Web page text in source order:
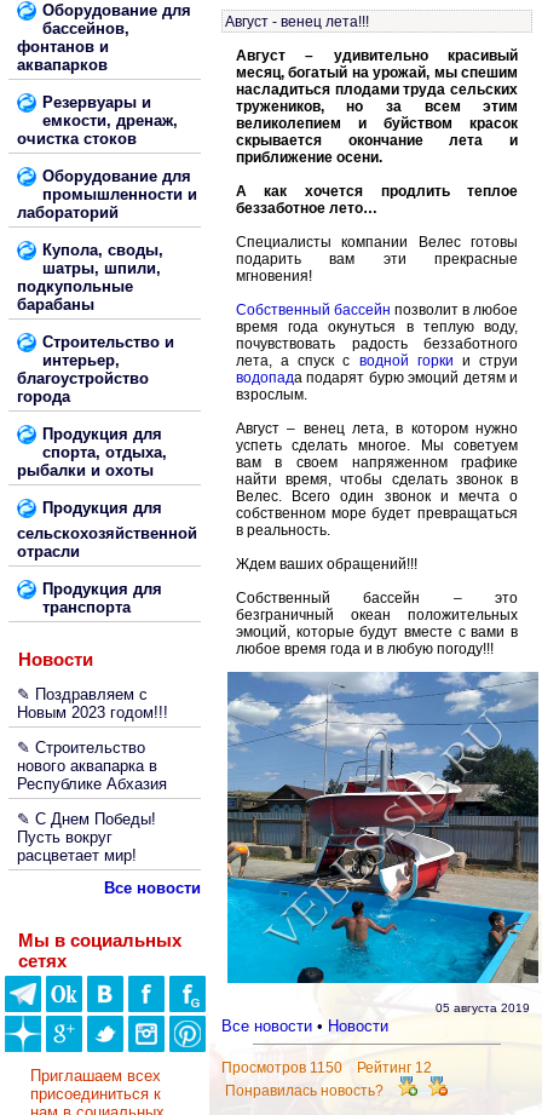
Оборудование для
бассейнов,
фонтанов и
аквапарков
Резервуары и
емкости, дренаж,
очистка стоков
Оборудование для
промышленности и
лабораторий
Купола, своды,
шатры, шпили,
подкупольные
барабаны
Строительство и
интерьер,
благоустройство
города
Продукция для
спорта, отдыха,
рыбалки и охоты
Продукция для
сельскохозяйственной
отрасли
Продукция для
транспорта
Новости
✎ Поздравляем с
Новым 2023 годом!!!
✎ Строительство
нового аквапарка в
Республике Абхазия
✎ С Днем Победы!
Пусть вокруг
расцветает мир!
Все новости
Мы в социальных
сетях
Приглашаем всех
присоединиться к
Август - венец лета!!!
Август – удивительно красивый
месяц, богатый на урожай, мы спешим
насладиться плодами труда сельских
тружеников, но за всем этим
великолепием и буйством красок
скрывается окончание лета и
приближение осени.
А как хочется продлить теплое
беззаботное лето…
Специалисты компании Велес готовы
подарить вам эти прекрасные
мгновения!
Собственный бассейн позволит в любое
время года окунуться в теплую воду,
почувствовать радость беззаботного
лета, а спуск с водной горки и струи
водопада подарят бурю эмоций детям и
взрослым.
Август – венец лета, в котором нужно
успеть сделать многое. Мы советуем
вам в своем напряженном графике
найти время, чтобы сделать звонок в
Велес. Всего один звонок и мечта о
собственном море будет превращаться
в реальность.
Ждем ваших обращений!!!
Собственный бассейн – это
безграничный океан положительных
эмоций, которые будут вместе с вами в
любое время года и в любую погоду!!!
05 августа 2019
Все новости• Новости
Просмотров 1150 Рейтинг 12
Понравилась новость?